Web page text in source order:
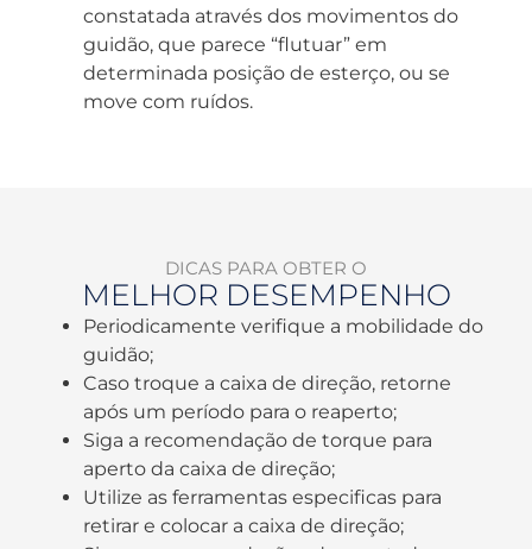
constatada através dos movimentos do
guidão, que parece “flutuar” em
determinada posição de esterço, ou se
move com ruídos.
DICAS PARA OBTER O
MELHOR DESEMPENHO
Periodicamente verifique a mobilidade do
guidão;
Caso troque a caixa de direção, retorne
após um período para o reaperto;
Siga a recomendação de torque para
aperto da caixa de direção;
Utilize as ferramentas especificas para
retirar e colocar a caixa de direção;